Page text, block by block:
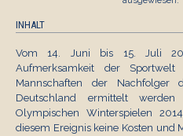
INHALT
Vom 14. Juni bis 15. Juli
Aufmerksamkeit der
Mannschaften der Nachfolger
Deutschland ermittelt
Olympischen Winterspielen
diesem Ereignis keine Kosten und